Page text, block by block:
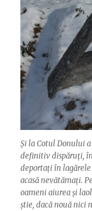
Și la Cotul Donului
definitiv dispăruți,
deportați în
acasă nevătămați.
oameni aiurea și
știe, dacă nouă nici